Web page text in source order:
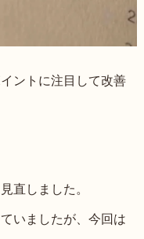
ントに注目して改善
直しました。
いましたが、今回は